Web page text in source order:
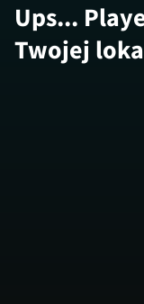
Ups...
Twojej